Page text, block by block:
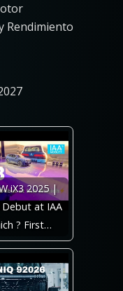
Rendimiento
iX3 2025 |
Debut at IAA
? First…